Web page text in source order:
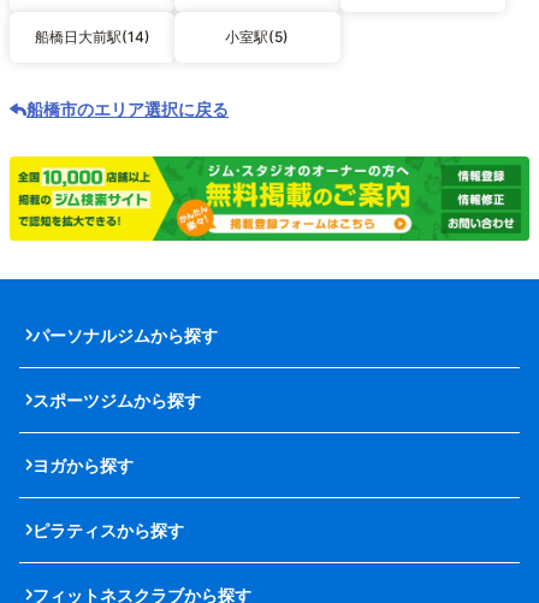
船橋日大前駅(14) 小室駅(5)
船橋市のエリア選択に戻る
パーソナルジムから探す
スポーツジムから探す
ヨガから探す
ピラティスから探す
フィットネスクラブから探す